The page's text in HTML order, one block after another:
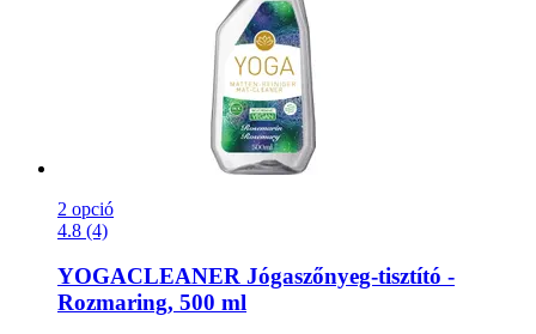
2 opció
4.8 (4)
YOGACLEANER Jógaszőnyeg-​tisztító -​
Rozmaring, 500 ml